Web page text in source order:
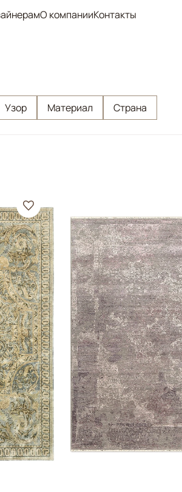
О компанииКонтакты
Узор Материал Страна